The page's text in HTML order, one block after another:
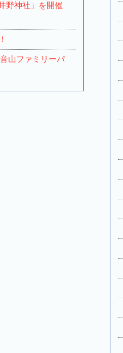
野神社」を開催
山ファミリーパ